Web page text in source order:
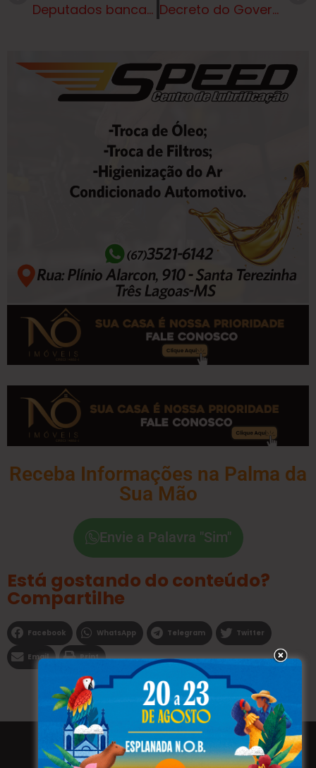
Deputados bancam R$ 1 mi em shows neste ano em cidade onde ponte caiu Decreto do Governo Lula traz novas regras que limitam o uso da força pela polícia
Receba Informações na Palma da
Sua Mão
Envie a Palavra "Sim"
Está gostando do conteúdo?
Compartilhe
Facebook WhatsApp Telegram Twitter
Email Print
Todos os direitos reservados a WEBFAVORITA.COM.BR